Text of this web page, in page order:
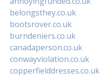
belongsthey.co.uk
bootsrover.co.uk
burndeniers.co.uk
canadaperson.co.uk
conwayviolation.co.uk
copperfielddresses.co.uk